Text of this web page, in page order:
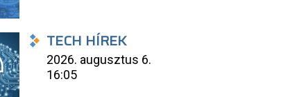
TECH HÍREK
2026. augusztus 6.
16:05